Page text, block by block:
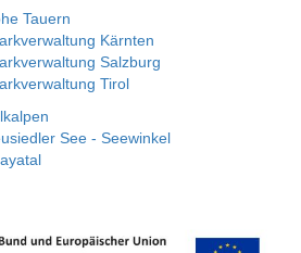
Tauern
Kärnten
Salzburg
Tirol
See - Seewinkel